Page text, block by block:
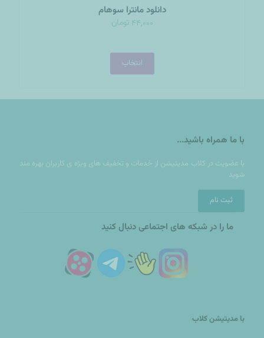
دانلود مانترا سوهام
44,000 تومان
انتخاب
با ما همراه باشید...
با عضويت در کلاب مدیتیشن از خدمات و تخفيف های ويژه ى كاربران بهره مند
شوید
ثبت نام
ما را در شبکه های اجتماعی دنبال کنید
با مدیتیشن کلاب